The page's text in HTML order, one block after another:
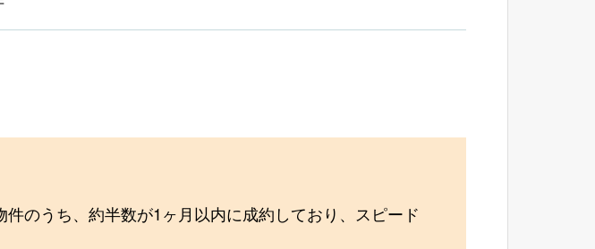
のうち、約半数が1ヶ月以内に成約しており、スピード